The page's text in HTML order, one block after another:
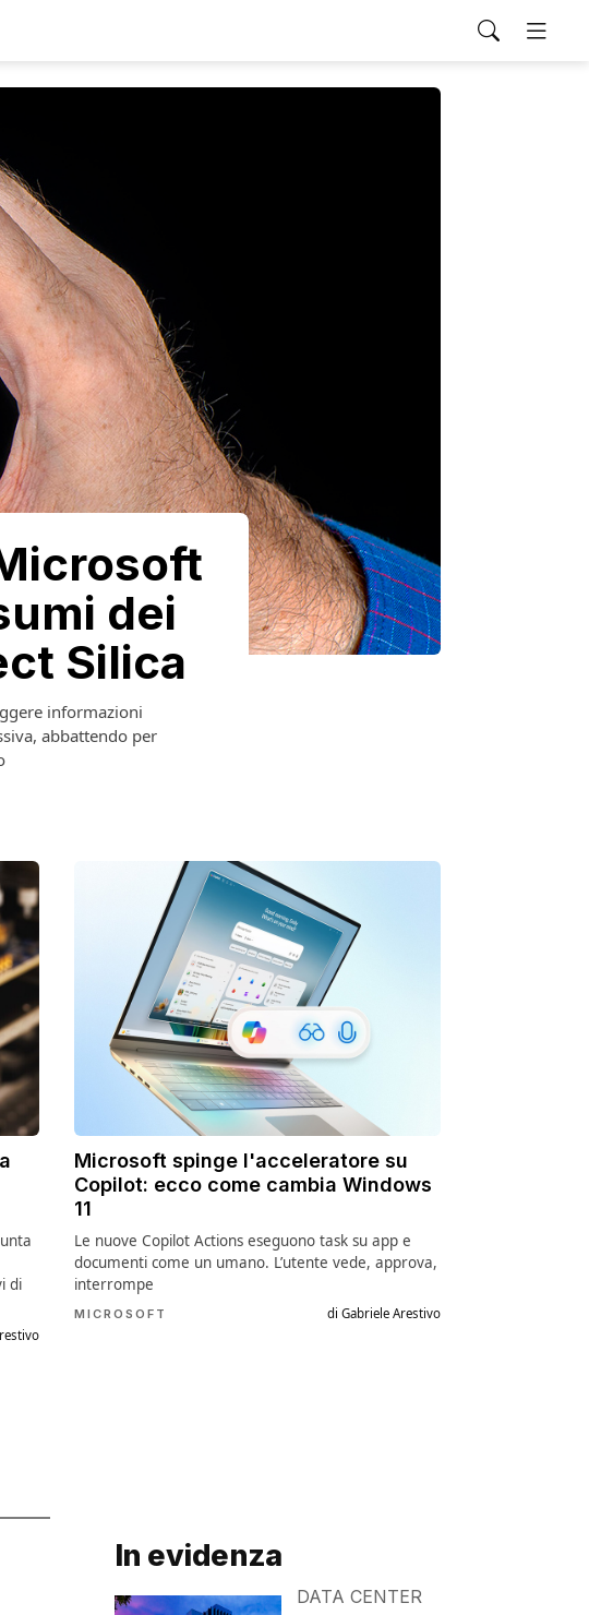
dei
Silica
informazioni
abbattendo per
di
Microsoft spinge l'acceleratore su
Copilot: ecco come cambia Windows
11
Le nuove Copilot Actions eseguono task su app e
documenti come un umano. L’utente vede, approva,
interrompe
MICROSOFT di Gabriele Arestivo
In evidenza
DATA CENTER